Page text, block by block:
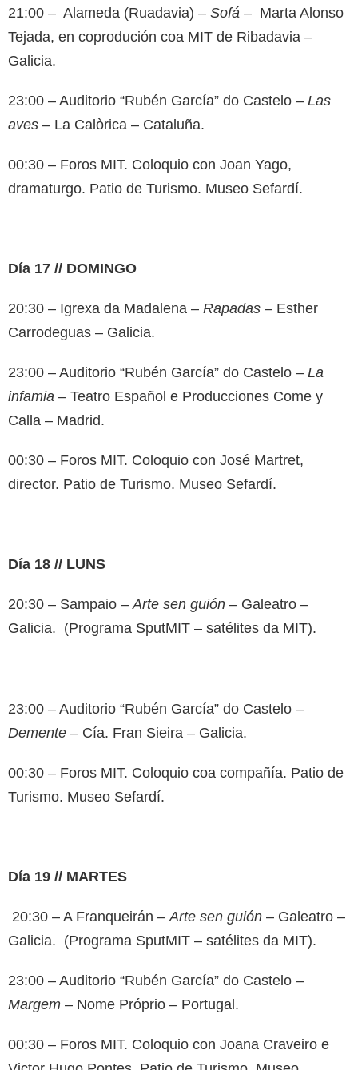
21:00 – Alameda (Ruadavia) – Sofá – Marta Alonso
Tejada, en coprodución coa MIT de Ribadavia –
Galicia.
23:00 – Auditorio “Rubén García” do Castelo – Las
aves – La Calòrica – Cataluña.
00:30 – Foros MIT. Coloquio con Joan Yago,
dramaturgo. Patio de Turismo. Museo Sefardí.
Día 17 // DOMINGO
20:30 – Igrexa da Madalena – Rapadas – Esther
Carrodeguas – Galicia.
23:00 – Auditorio “Rubén García” do Castelo – La
infamia – Teatro Español e Producciones Come y
Calla – Madrid.
00:30 – Foros MIT. Coloquio con José Martret,
director. Patio de Turismo. Museo Sefardí.
Día 18 // LUNS
20:30 – Sampaio – Arte sen guión – Galeatro –
Galicia. (Programa SputMIT – satélites da MIT).
23:00 – Auditorio “Rubén García” do Castelo –
Demente – Cía. Fran Sieira – Galicia.
00:30 – Foros MIT. Coloquio coa compañía. Patio de
Turismo. Museo Sefardí.
Día 19 // MARTES
20:30 – A Franqueirán – Arte sen guión – Galeatro –
Galicia. (Programa SputMIT – satélites da MIT).
23:00 – Auditorio “Rubén García” do Castelo –
Margem – Nome Próprio – Portugal.
00:30 – Foros MIT. Coloquio con Joana Craveiro e